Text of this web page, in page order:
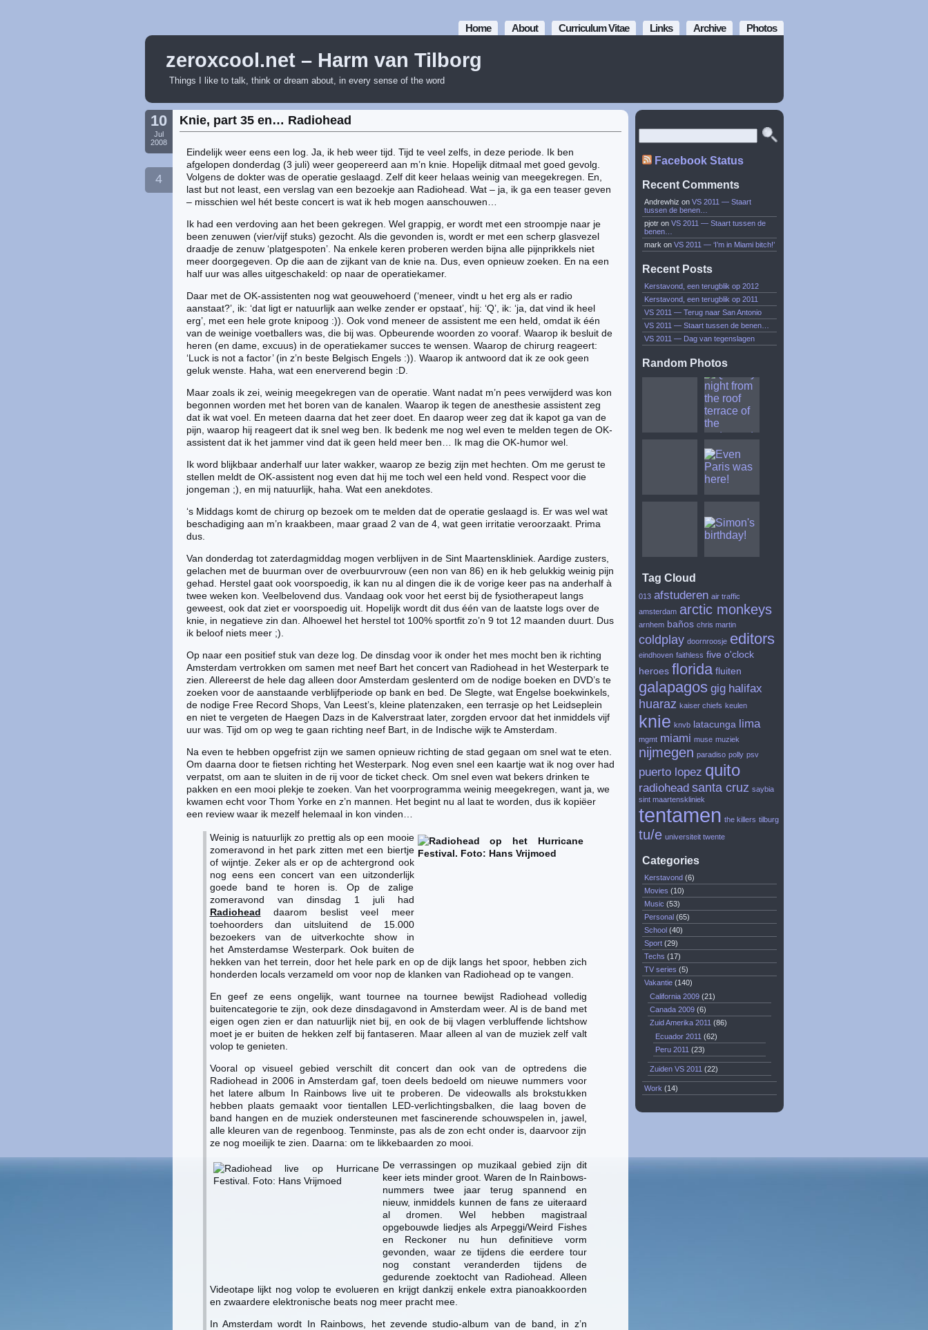
Home About Curriculum Vitae Links Archive Photos
zeroxcool.net – Harm van Tilborg
Things I like to talk, think or dream about, in every sense of the word
10
Jul
2008
4
Knie, part 35 en… Radiohead
Eindelijk weer eens een log. Ja, ik heb weer tijd. Tijd te veel zelfs, in deze periode. Ik ben
afgelopen donderdag (3 juli) weer geopereerd aan m’n knie. Hopelijk ditmaal met goed gevolg.
Volgens de dokter was de operatie geslaagd. Zelf dit keer helaas weinig van meegekregen. En,
last but not least, een verslag van een bezoekje aan Radiohead. Wat – ja, ik ga een teaser geven
– misschien wel hét beste concert is wat ik heb mogen aanschouwen…
Ik had een verdoving aan het been gekregen. Wel grappig, er wordt met een stroompje naar je
been zenuwen (vier/vijf stuks) gezocht. Als die gevonden is, wordt er met een scherp glasvezel
draadje de zenuw ‘platgespoten’. Na enkele keren proberen werden bijna alle pijnprikkels niet
meer doorgegeven. Op die aan de zijkant van de knie na. Dus, even opnieuw zoeken. En na een
half uur was alles uitgeschakeld: op naar de operatiekamer.
Daar met de OK-assistenten nog wat geouwehoerd (‘meneer, vindt u het erg als er radio
aanstaat?’, ik: ‘dat ligt er natuurlijk aan welke zender er opstaat’, hij: ‘Q’, ik: ‘ja, dat vind ik heel
erg’, met een hele grote knipoog :)). Ook vond meneer de assistent me een held, omdat ik één
van de weinige voetballers was, die bij was. Opbeurende woorden zo vooraf. Waarop ik besluit de
heren (en dame, excuus) in de operatiekamer succes te wensen. Waarop de chirurg reageert:
‘Luck is not a factor’ (in z’n beste Belgisch Engels :)). Waarop ik antwoord dat ik ze ook geen
geluk wenste. Haha, wat een enerverend begin :D.
Maar zoals ik zei, weinig meegekregen van de operatie. Want nadat m’n pees verwijderd was kon
begonnen worden met het boren van de kanalen. Waarop ik tegen de anesthesie assistent zeg
dat ik wat voel. En meteen daarna dat het zeer doet. En daarop weer zeg dat ik kapot ga van de
pijn, waarop hij reageert dat ik snel weg ben. Ik bedenk me nog wel even te melden tegen de OK-
assistent dat ik het jammer vind dat ik geen held meer ben… Ik mag die OK-humor wel.
Ik word blijkbaar anderhalf uur later wakker, waarop ze bezig zijn met hechten. Om me gerust te
stellen meldt de OK-assistent nog even dat hij me toch wel een held vond. Respect voor die
jongeman ;), en mij natuurlijk, haha. Wat een anekdotes.
‘s Middags komt de chirurg op bezoek om te melden dat de operatie geslaagd is. Er was wel wat
beschadiging aan m’n kraakbeen, maar graad 2 van de 4, wat geen irritatie veroorzaakt. Prima
dus.
Van donderdag tot zaterdagmiddag mogen verblijven in de Sint Maartenskliniek. Aardige zusters,
gelachen met de buurman over de overbuurvrouw (een non van 86) en ik heb gelukkig weinig pijn
gehad. Herstel gaat ook voorspoedig, ik kan nu al dingen die ik de vorige keer pas na anderhalf à
twee weken kon. Veelbelovend dus. Vandaag ook voor het eerst bij de fysiotherapeut langs
geweest, ook dat ziet er voorspoedig uit. Hopelijk wordt dit dus één van de laatste logs over de
knie, in negatieve zin dan. Alhoewel het herstel tot 100% sportfit zo’n 9 tot 12 maanden duurt. Dus
ik beloof niets meer ;).
Op naar een positief stuk van deze log. De dinsdag voor ik onder het mes mocht ben ik richting
Amsterdam vertrokken om samen met neef Bart het concert van Radiohead in het Westerpark te
zien. Allereerst de hele dag alleen door Amsterdam geslenterd om de nodige boeken en DVD’s te
zoeken voor de aanstaande verblijfperiode op bank en bed. De Slegte, wat Engelse boekwinkels,
de nodige Free Record Shops, Van Leest’s, kleine platenzaken, een terrasje op het Leidseplein
en niet te vergeten de Haegen Dazs in de Kalverstraat later, zorgden ervoor dat het inmiddels vijf
uur was. Tijd om op weg te gaan richting neef Bart, in de Indische wijk te Amsterdam.
Na even te hebben opgefrist zijn we samen opnieuw richting de stad gegaan om snel wat te eten.
Om daarna door te fietsen richting het Westerpark. Nog even snel een kaartje wat ik nog over had
verpatst, om aan te sluiten in de rij voor de ticket check. Om snel even wat bekers drinken te
pakken en een mooi plekje te zoeken. Van het voorprogramma weinig meegekregen, want ja, we
kwamen echt voor Thom Yorke en z’n mannen. Het begint nu al laat te worden, dus ik kopiëer
een review waar ik mezelf helemaal in kon vinden…
Weinig is natuurlijk zo prettig als op een mooie
zomeravond in het park zitten met een biertje
of wijntje. Zeker als er op de achtergrond ook
nog eens een concert van een uitzonderlijk
goede band te horen is. Op de zalige
zomeravond van dinsdag 1 juli had
Radiohead daarom beslist veel meer
toehoorders dan uitsluitend de 15.000
bezoekers van de uitverkochte show in
het Amsterdamse Westerpark. Ook buiten de
hekken van het terrein, door het hele park en op de dijk langs het spoor, hebben zich
honderden locals verzameld om voor nop de klanken van Radiohead op te vangen.
En geef ze eens ongelijk, want tournee na tournee bewijst Radiohead volledig
buitencategorie te zijn, ook deze dinsdagavond in Amsterdam weer. Al is de band met
eigen ogen zien er dan natuurlijk niet bij, en ook de bij vlagen verbluffende lichtshow
moet je er buiten de hekken zelf bij fantaseren. Maar alleen al van de muziek zelf valt
volop te genieten.
Vooral op visueel gebied verschilt dit concert dan ook van de optredens die
Radiohead in 2006 in Amsterdam gaf, toen deels bedoeld om nieuwe nummers voor
het latere album In Rainbows live uit te proberen. De videowalls als brokstukken
hebben plaats gemaakt voor tientallen LED-verlichtingsbalken, die laag boven de
band hangen en de muziek ondersteunen met fascinerende schouwspelen in, jawel,
alle kleuren van de regenboog. Tenminste, pas als de zon echt onder is, daarvoor zijn
ze nog moeilijk te zien. Daarna: om te likkebaarden zo mooi.
De verrassingen op muzikaal gebied zijn dit
keer iets minder groot. Waren de In Rainbows-
nummers twee jaar terug spannend en
nieuw, inmiddels kunnen de fans ze uiteraard
al dromen. Wel hebben magistraal
opgebouwde liedjes als Arpeggi/Weird Fishes
en Reckoner nu hun definitieve vorm
gevonden, waar ze tijdens die eerdere tour
nog constant veranderden tijdens de
gedurende zoektocht van Radiohead. Alleen
Videotape lijkt nog volop te evolueren en krijgt dankzij enkele extra pianoakkoorden
en zwaardere elektronische beats nog meer pracht mee.
In Amsterdam wordt In Rainbows, het zevende studio-album van de band, in z’n
Facebook Status
Recent Comments
Andrewhiz on VS 2011 — Staart
tussen de benen…
pjotron VS 2011 — Staart tussen de
benen…
mark on VS 2011 — ‘I’m in Miami bitch!’
Recent Posts
Kerstavond, een terugblik op 2012
Kerstavond, een terugblik op 2011
VS 2011 — Terug naar San Antonio
VS 2011 — Staart tussen de benen…
VS 2011 — Dag van tegenslagen
Random Photos
Tag Cloud
013 afstuderen air traffic
amsterdam arctic monkeys
arnhem baños chris martin
coldplay doornroosje editors
eindhoven faithless five o'clock
heroes florida fluiten
galapagos gig halifax
huaraz kaiser chiefs keulen
knie knvb latacunga lima
mgmt miami muse muziek
nijmegen paradiso polly psv
puerto lopez quito
radiohead santa cruz saybia
sint maartenskliniek
tentamen the killers tilburg
tu/e universiteit twente
Categories
Kerstavond(6)
Movies (10)
Music (53)
Personal(65)
School(40)
Sport(29)
Techs (17)
TV series (5)
Vakantie(140)
California 2009(21)
Canada 2009(6)
Zuid Amerika 2011 (86)
Ecuador 2011 (62)
Peru 2011 (23)
Zuiden VS 2011 (22)
Work (14)